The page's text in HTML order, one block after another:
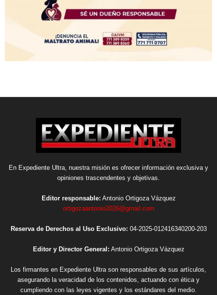
En Expediente Ultra, nuestra misión es ofrecer información exclusiva y
opiniones trascendentes y objetivas.
Editor responsable: Antonio Ortigoza Vázquez
ortigozaantonio2026@gmail.com
Reserva de Derechos al Uso Exclusivo: 04-2025-012416340200-203
Editor y Director General: Antonio Ortigoza Vázquez
Los firmantes en Expediente Ultra son responsables de sus artículos,
asegurando la veracidad de los contenidos, actuando con ética y
cumpliendo con las leyes vigentes y los estándares del medio.